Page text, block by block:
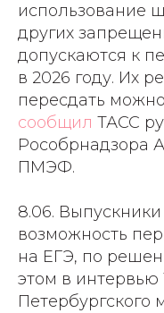
использование
других
допускаются к
в 2026 году. Их
пересдать
сообщил ТАСС
Рособрнадзора
ПМЭФ.
8.06. Выпускники
возможность
на ЕГЭ, по
этом в
Петербургского